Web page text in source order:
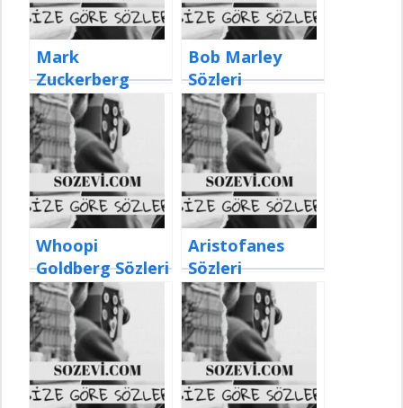
Mark
Zuckerberg
Sözleri
Bob Marley
Sözleri
Whoopi
Goldberg Sözleri
Aristofanes
Sözleri